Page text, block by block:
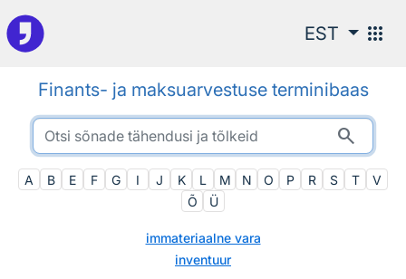
Otsingu juurde
EST apps
Finants- ja maksuarvestuse terminibaas
search
A B E F G I J K L M N O P R S T
V
Õ
Ü
immateriaalne vara
inventuur